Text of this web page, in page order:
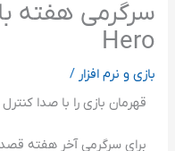
Hero
بازی و نرم افزار /
قهرمان بازی را با صدا
برای سرگرمی آخر هفته